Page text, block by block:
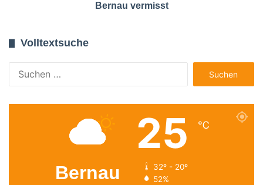
Bernau vermisst
Volltextsuche
nach:
Bernau
25 ℃
32º - 20º
52%